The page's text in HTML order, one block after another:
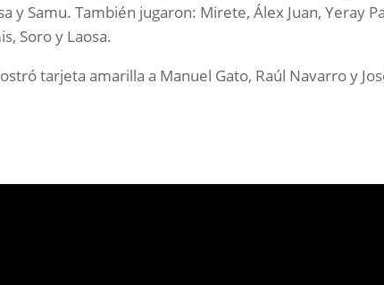
y Samu. También jugaron: Mirete, Álex Juan, Yeray
Soro y Laosa.
tarjeta amarilla a Manuel Gato, Raúl Navarro y